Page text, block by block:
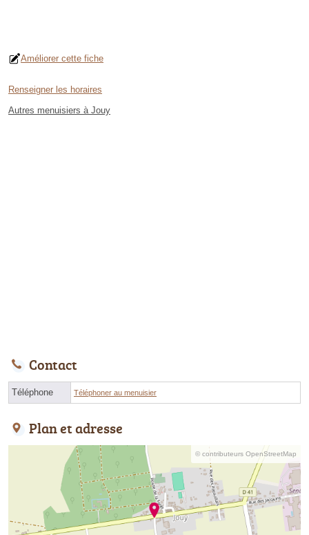
Améliorer cette fiche
Renseigner les horaires
Autres menuisiers à Jouy
Contact
Téléphone Téléphoner au menuisier
Plan et adresse
© contributeurs OpenStreetMap